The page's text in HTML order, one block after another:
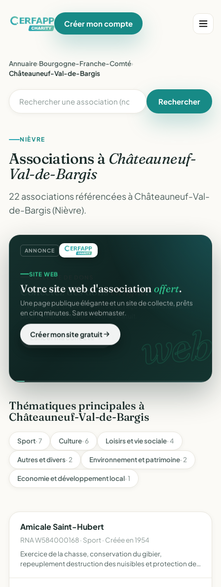
Créer mon compte
Annuaire›Bourgogne-Franche-Comté›
Châteauneuf-Val-de-Bargis
Rechercher
NIÈVRE
Associations à Châteauneuf-
Val-de-Bargis
22 associations référencées à Châteauneuf-Val-
de-Bargis (Nièvre).
ANNONCE
web.
SITE WEB
Votre site web d'association offert.
Une page publique élégante et un site de collecte, prêts
en cinq minutes. Sans webmaster.
Créer mon site gratuit
Thématiques principales à
Châteauneuf-Val-de-Bargis
Sport· 7 Culture· 6 Loisirs et vie sociale· 4
Autres et divers· 2 Environnement et patrimoine· 2
Economie et développement local· 1
Amicale Saint-Hubert
RNA W584000168 · Sport · Créée en 1954
Exercice de la chasse, conservation du gibier,
repeuplement destruction des nuisibles et protection des